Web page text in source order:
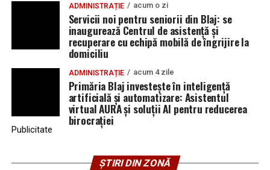
ADMINISTRAȚIE acum o zi
Servicii noi pentru seniorii din Blaj: se
inaugurează Centrul de asistență și
recuperare cu echipă mobilă de îngrijire la
domiciliu
ADMINISTRAȚIE acum 4 zile
Primăria Blaj investește în inteligență
artificială și automatizare: Asistentul
virtual AURA și soluții AI pentru reducerea
birocrației
Publicitate
ȘTIRI DIN ZONĂ